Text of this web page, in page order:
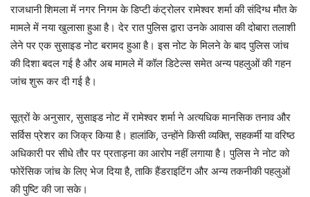
राजधानी शिमला में नगर निगम के डिप्टी कंट्रोलर रामेश्वर शर्मा की संदिग्ध मौत के
मामले में नया खुलासा हुआ है। देर रात पुलिस द्वारा उनके आवास की दोबारा तलाशी
लेने पर एक सुसाइड नोट बरामद हुआ है। इस नोट के मिलने के बाद पुलिस जांच
की दिशा बदल गई है और अब मामले में कॉल डिटेल्स समेत अन्य पहलुओं की गहन
जांच शुरू कर दी गई है।
सूत्रों के अनुसार, सुसाइड नोट में रामेश्वर शर्मा ने अत्यधिक मानसिक तनाव और
सर्विस प्रेशर का जिक्र किया है। हालांकि, उन्होंने किसी व्यक्ति, सहकर्मी या वरिष्ठ
अधिकारी पर सीधे तौर पर प्रताड़ना का आरोप नहीं लगाया है। पुलिस ने नोट को
फोरेंसिक जांच के लिए भेज दिया है, ताकि हैंडराइटिंग और अन्य तकनीकी पहलुओं
की पुष्टि की जा सके।